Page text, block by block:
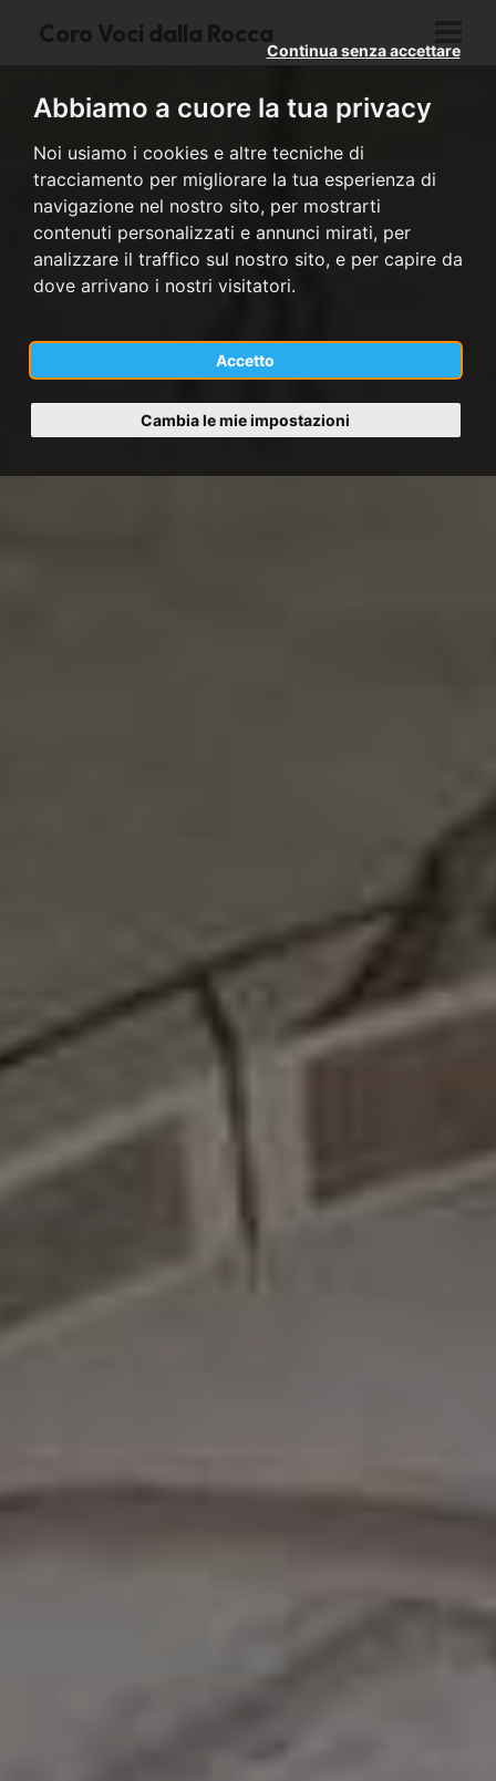
Abbiamo a cuore la tua privacy
Noi usiamo i cookies e altre tecniche di
tracciamento per migliorare la tua esperienza di
navigazione nel nostro sito, per mostrarti
contenuti personalizzati e annunci mirati, per
analizzare il traffico sul nostro sito, e per capire da
dove arrivano i nostri visitatori.
Accetto
Continua senza accettare
Cambia le mie impostazioni
Coro Voci dalla Rocca